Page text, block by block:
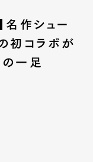
名作シュー
初コラボが
一足